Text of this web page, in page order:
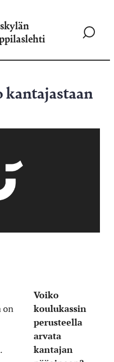
Siirry
Voiko
koulukassin
perusteella
arvata
kantajan